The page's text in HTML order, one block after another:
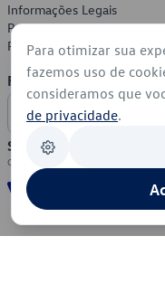
Informações Legais
Política de Privacidade
Política de Cookies
Formas de Pagamento
Segurança
Para otimizar sua
fazemos uso de
consideramos que
de privacidade.